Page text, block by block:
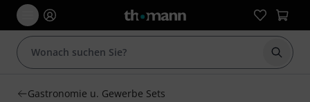
Suche
Gastronomie u. Gewerbe Sets